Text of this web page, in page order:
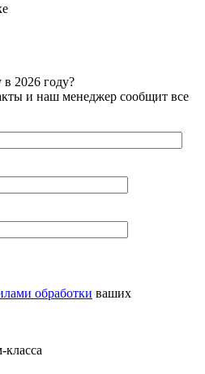
в 2026 году?
и наш менеджер сообщит все
обработки ваших